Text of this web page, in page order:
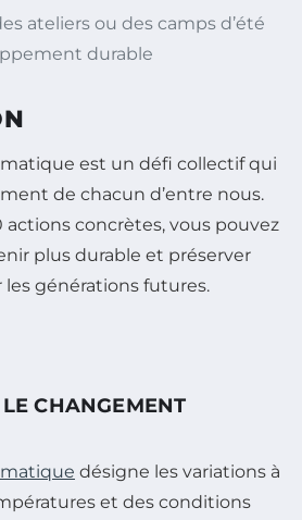
ateliers ou des camps d’été
durable
est un défi collectif qui
de chacun d’entre nous.
actions concrètes, vous pouvez
plus durable et préserver
générations futures.
LE CHANGEMENT
désigne les variations à
et des conditions